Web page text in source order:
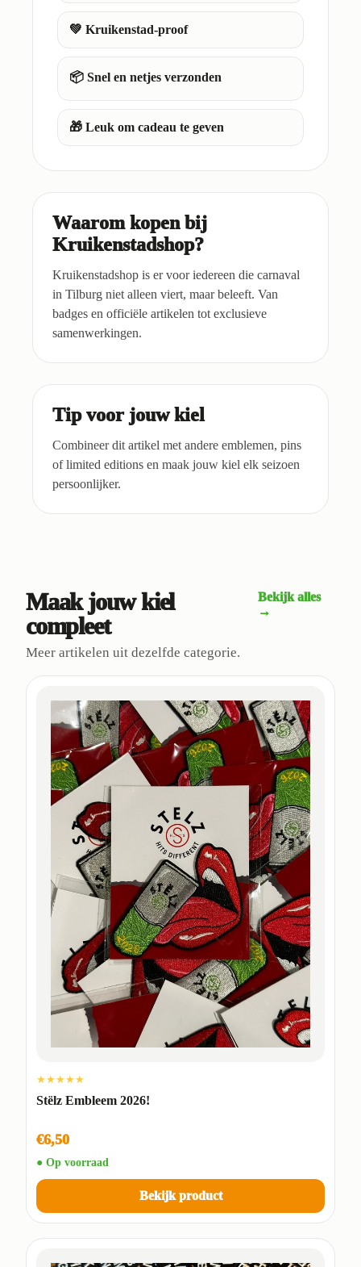
💚 Kruikenstad-proof
📦 Snel en netjes verzonden
🎁 Leuk om cadeau te geven
Waarom kopen bij
Kruikenstadshop?
Kruikenstadshop is er voor iedereen die carnaval
in Tilburg niet alleen viert, maar beleeft. Van
badges en officiële artikelen tot exclusieve
samenwerkingen.
Tip voor jouw kiel
Combineer dit artikel met andere emblemen, pins
of limited editions en maak jouw kiel elk seizoen
persoonlijker.
Maak jouw kiel
compleet
Meer artikelen uit dezelfde categorie.
Bekijk alles
→
★★★★★
Stëlz Embleem 2026!
€6,50
● Op voorraad
Bekijk product